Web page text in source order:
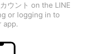
ウント on the LINE
or logging in to
app.